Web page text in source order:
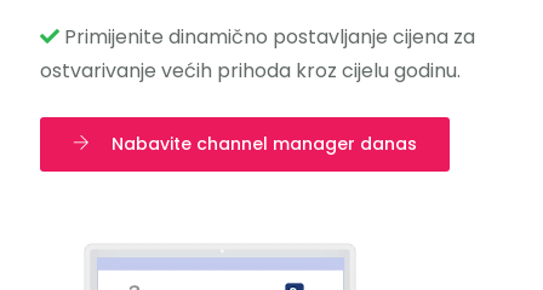
Primijenite dinamično postavljanje cijena za
ostvarivanje većih prihoda kroz cijelu godinu.
Nabavite channel manager danas